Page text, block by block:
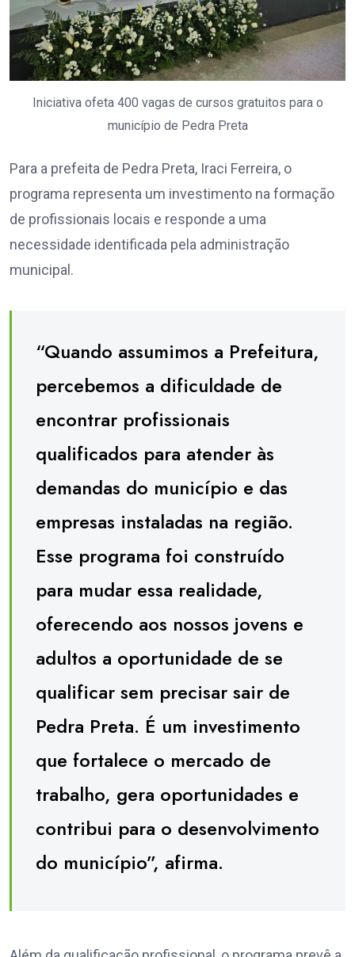
Iniciativa ofeta 400 vagas de cursos gratuitos para o
município de Pedra Preta
Para a prefeita de Pedra Preta, Iraci Ferreira, o
programa representa um investimento na formação
de profissionais locais e responde a uma
necessidade identificada pela administração
municipal.
“Quando assumimos a Prefeitura,
percebemos a dificuldade de
encontrar profissionais
qualificados para atender às
demandas do município e das
empresas instaladas na região.
Esse programa foi construído
para mudar essa realidade,
oferecendo aos nossos jovens e
adultos a oportunidade de se
qualificar sem precisar sair de
Pedra Preta. É um investimento
que fortalece o mercado de
trabalho, gera oportunidades e
contribui para o desenvolvimento
do município”, afirma.